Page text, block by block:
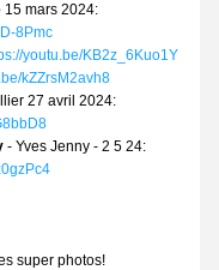
15 mars 2024:
8Pmc
youtu.be/KB2z_6Kuo1Y
kZZrsM2avh8
- Yves Jenny - 2 5 24:
super photos!